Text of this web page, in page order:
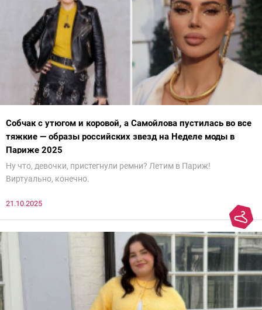
Собчак с утюгом и коровой, а Самойлова пустилась во все
тяжкие — образы российских звезд на Неделе моды в
Париже 2025
Ну что, девочки, пристегнули ремни? Летим в Париж!
Виртуально, конечно.
21.10.2025